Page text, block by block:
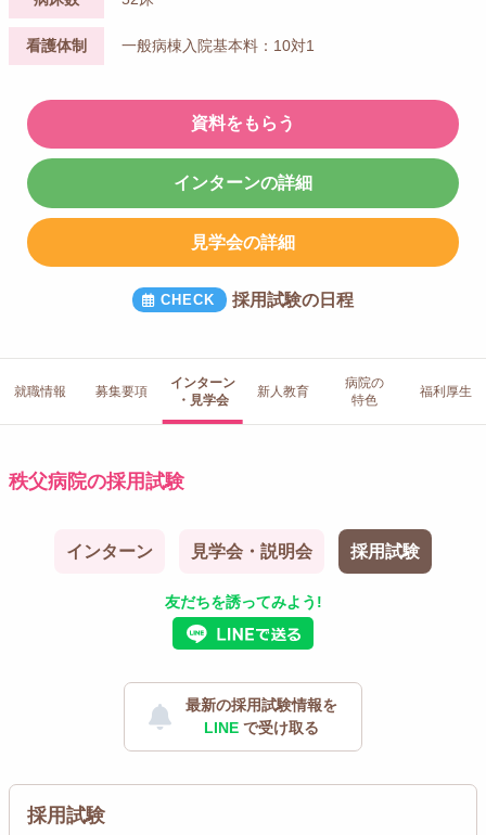
看護体制 一般病棟入院基本料：10対1
資料をもらう
インターンの詳細
見学会の詳細
採用試験の日程
就職情報 募集要項
インターン
・見学会
新人教育
病院の
特色
福利厚生
秩父病院の採用試験
インターン 見学会・説明会 採用試験
友だちを誘ってみよう!
最新の採用試験情報を
LINE で受け取る
採用試験